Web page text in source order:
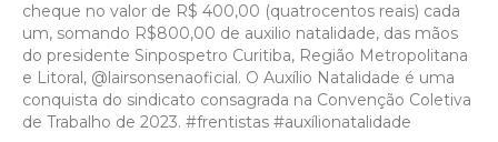
cheque no valor de R$ 400,00 (quatrocentos reais) cada
um, somando R$800,00 de auxilio natalidade, das mãos
do presidente Sinpospetro Curitiba, Região Metropolitana
e Litoral, @lairsonsenaoficial. O Auxílio Natalidade é uma
conquista do sindicato consagrada na Convenção Coletiva
de Trabalho de 2023. #frentistas #auxílionatalidade